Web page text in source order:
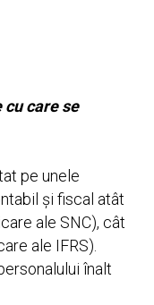
care se
pe unele
și fiscal atât
ale SNC), cât
ale IFRS).
înalt